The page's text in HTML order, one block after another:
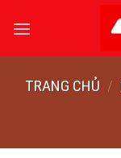
qua
TRANG CHỦ /